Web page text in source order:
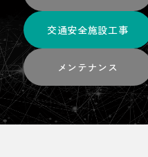
交通安全施設工事
メンテナンス